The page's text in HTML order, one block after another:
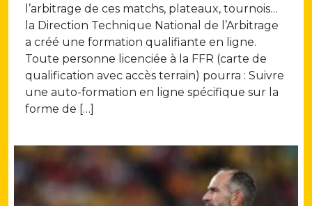
l’arbitrage de ces matchs, plateaux, tournois…
la Direction Technique National de l’Arbitrage
a créé une formation qualifiante en ligne.
Toute personne licenciée à la FFR (carte de
qualification avec accès terrain) pourra : Suivre
une auto-formation en ligne spécifique sur la
forme de […]